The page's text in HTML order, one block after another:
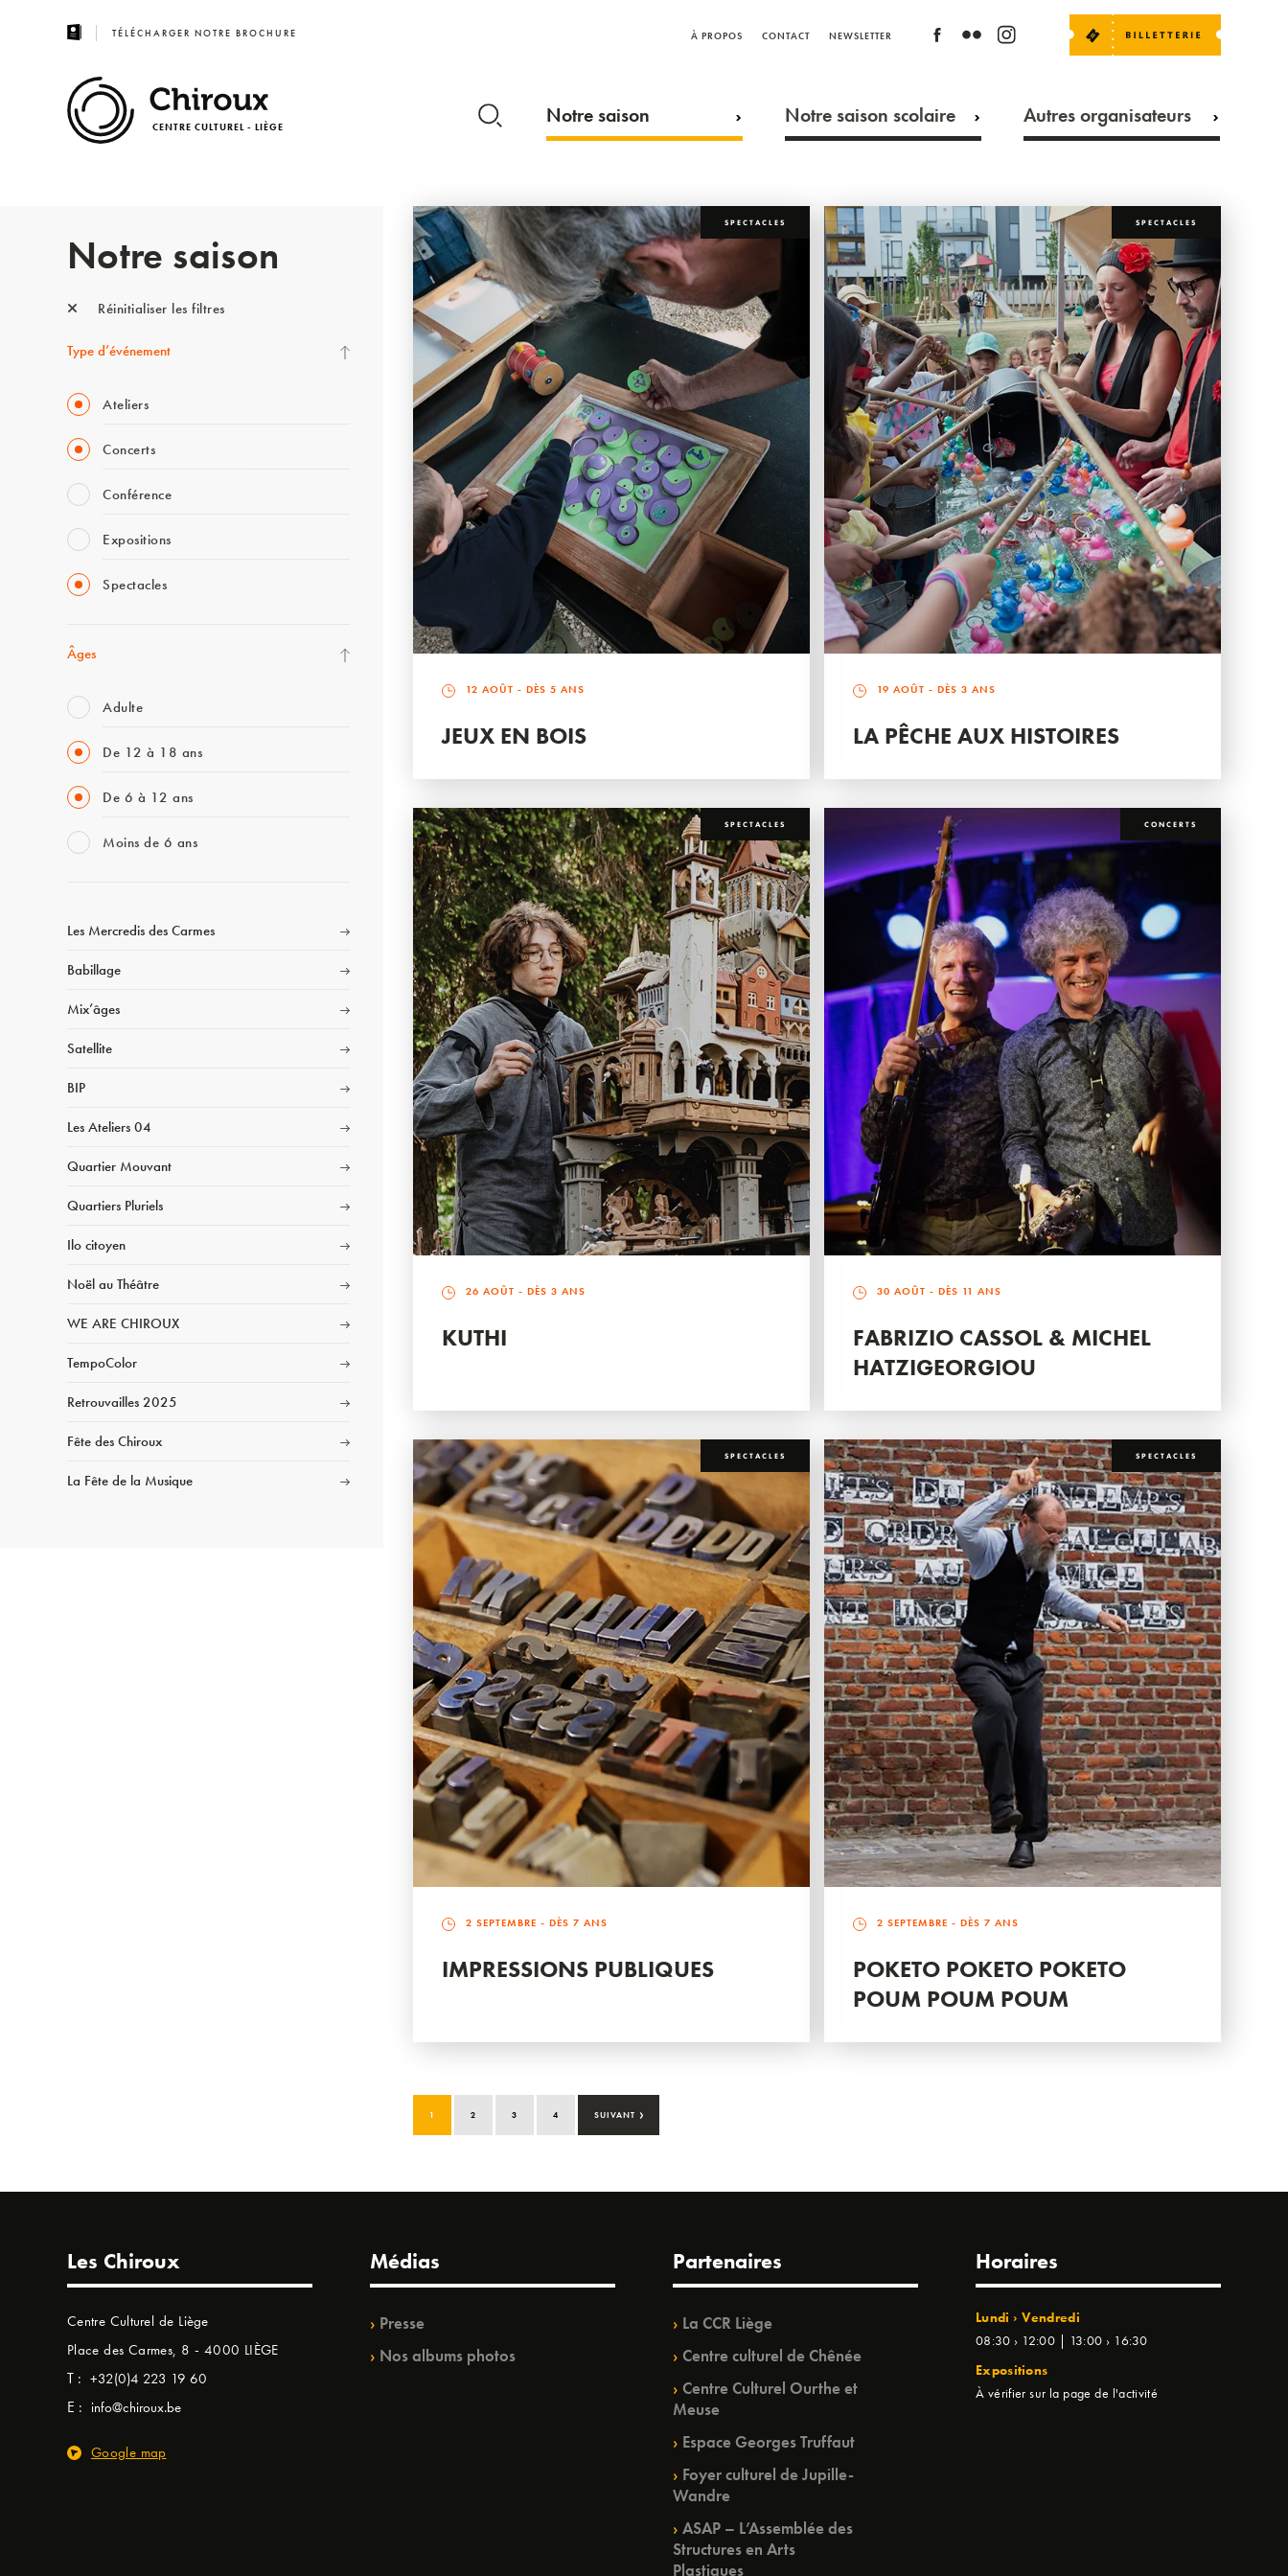
TÉLÉCHARGER NOTRE BROCHURE À PROPOS CONTACT NEWSLETTER
CENTRE CULTUREL - LIÈGE Notre saison Notre saison scolaire Autres organisateurs
Notre saison
Réinitialiser les filtres
Type d’événement
Ateliers
Concerts
Conférence
Expositions
Spectacles
Âges
Adulte
De 12 à 18 ans
De 6 à 12 ans
Moins de 6 ans
Les Mercredis des Carmes
Babillage
Mix’âges
Satellite
BIP
Les Ateliers 04
Quartier Mouvant
Quartiers Pluriels
Ilo citoyen
Noël au Théâtre
WE ARE CHIROUX
TempoColor
Retrouvailles 2025
Fête des Chiroux
La Fête de la Musique
SPECTACLES
12 AOÛT - DÈS 5 ANS
JEUX EN BOIS
SPECTACLES
19 AOÛT - DÈS 3 ANS
LA PÊCHE AUX HISTOIRES
SPECTACLES
26 AOÛT - DÈS 3 ANS
KUTHI
CONCERTS
30 AOÛT - DÈS 11 ANS
FABRIZIO CASSOL & MICHEL
HATZIGEORGIOU
SPECTACLES
2 SEPTEMBRE - DÈS 7 ANS
IMPRESSIONS PUBLIQUES
SPECTACLES
2 SEPTEMBRE - DÈS 7 ANS
POKETO POKETO POKETO
POUM POUM POUM
1 2 3 4 SUIVANT ›
Les Chiroux
Centre Culturel de Liège
Place des Carmes, 8 - 4000 LIÈGE
T : +32(0)4 223 19 60
E : info@chiroux.be
Google map
Médias
Presse
Nos albums photos
Partenaires
La CCR Liège
Centre culturel de Chênée
Centre Culturel Ourthe et
Meuse
Espace Georges Truffaut
Foyer culturel de Jupille-
Wandre
ASAP – L’Assemblée des
Structures en Arts
Plastiques
Horaires
Lundi › Vendredi
08:30 › 12:00 | 13:00 › 16:30
Expositions
À vérifier sur la page de l'activité